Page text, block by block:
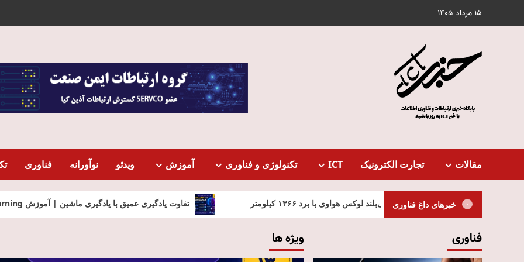
15 مرداد 1405
مقالات تجارت الکترونیک ICT تکنولوژی و فناوری آموزش ویدئو نوآورانه فناوری
خبرهای داغ فناوری تفاوت یادگیری عمیق با یادگیری ماشین | آموزش Deep Learning
ویژه ها فناوری